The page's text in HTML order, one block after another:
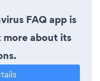
FAQ app is
about its